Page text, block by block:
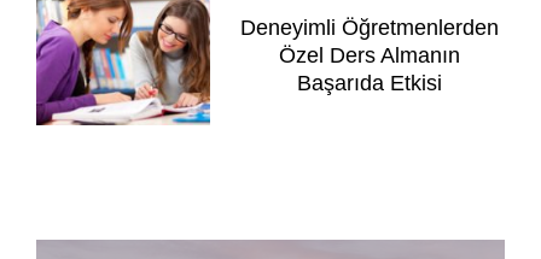
Deneyimli Öğretmenlerden
Özel Ders Almanın
Başarıda Etkisi